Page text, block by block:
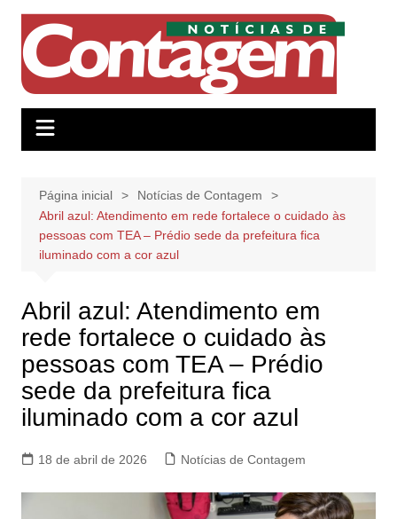
conteúdo
Página inicial
Notícias de Contagem
Abril azul: Atendimento em rede fortalece o cuidado às
pessoas com TEA – Prédio sede da prefeitura fica
iluminado com a cor azul
Abril azul: Atendimento em
rede fortalece o cuidado às
pessoas com TEA – Prédio
sede da prefeitura fica
iluminado com a cor azul
18 de abril de 2026 Notícias de Contagem